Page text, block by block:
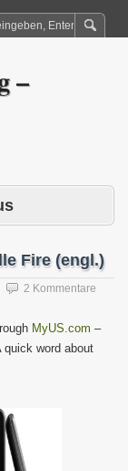
–
Fire (engl.)
2 Kommentare
MyUS.com –
quick word about